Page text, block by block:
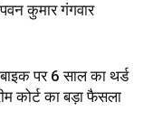
कुमार गंगवार
पर 6 साल का थर्ड
कोर्ट का बड़ा फैसला